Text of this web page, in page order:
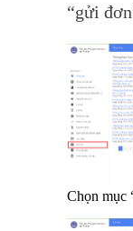
“gửi
Chọn mục